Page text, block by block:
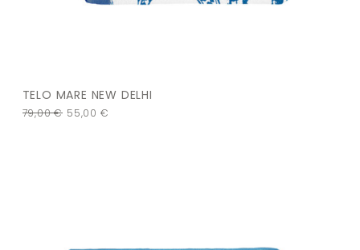
TELO MARE NEW DELHI
79,00€ 55,00 €